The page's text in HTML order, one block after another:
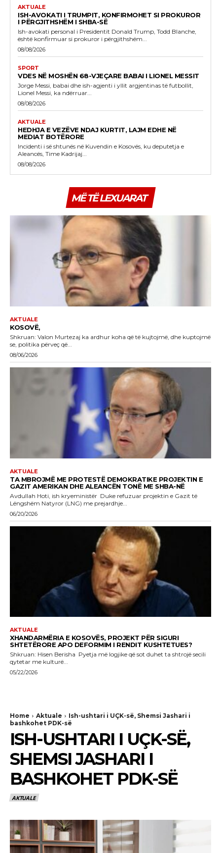
AKTUALE
ISH-AVOKATI I TRUMPIT, KONFIRMOHET SI PROKUROR
I PËRGJITHSHËM I SHBA-SË
Ish-avokati personal i Presidentit Donald Trump, Todd Blanche,
është konfirmuar si prokuror i përgjithshëm...
08/08/2026
SPORT
VDES NË MOSHËN 68-VJEÇARE BABAI I LIONEL MESSIT
Jorge Messi, babai dhe ish-agjenti i yllit argjentinas të futbollit,
Lionel Messi, ka ndërruar...
08/08/2026
AKTUALE
HEDHJA E VEZËVE NDAJ KURTIT, LAJM EDHE NË
MEDIAT BOTËRORE
Incidenti i së shtunës në Kuvendin e Kosovës, ku deputetja e
Aleancës, Time Kadrijaj...
08/08/2026
MË TË LEXUARAT
AKTUALE
KOSOVË,
Shkruan: Valon Murtezaj ka ardhur koha që të kujtojmë, dhe kuptojmë
se, politika përveç që...
08/06/2026
AKTUALE
TA MBROJMË ME PROTESTË DEMOKRATIKE PROJEKTIN E
GAZIT AMERIKAN DHE ALEANCËN TONË ME SHBA-NË
Avdullah Hoti, ish kryeministër Duke refuzuar projektin e Gazit të
Lëngshëm Natyror (LNG) me prejardhje...
06/20/2026
AKTUALE
XHANDARMËRIA E KOSOVËS, PROJEKT PËR SIGURI
SHTETËRORE APO DEFORMIM I RENDIT KUSHTETUES?
Shkruan: Hisen Berisha Pyetja më logjike që sot duhet ta shtrojë secili
qytetar me kulturë...
05/22/2026